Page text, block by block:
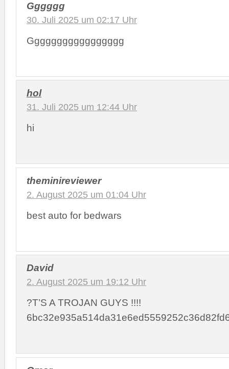
Gggggg
30. Juli 2025 um 02:17 Uhr
Ggggggggggggggggg
hol
31. Juli 2025 um 12:44 Uhr
hi
theminireviewer
2. August 2025 um 01:04 Uhr
best auto for bedwars
David
2. August 2025 um 19:12 Uhr
?T’S A TROJAN GUYS !!!!